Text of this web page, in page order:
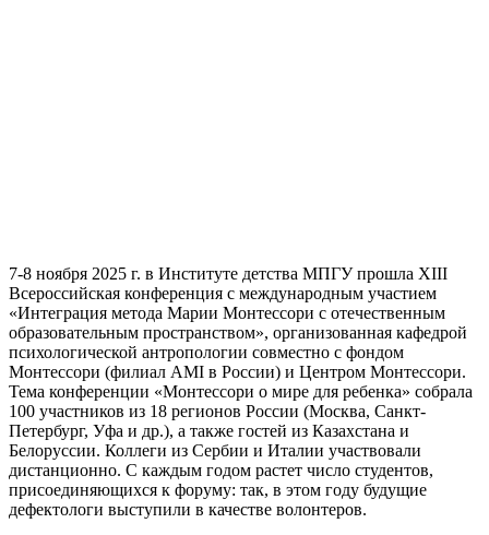
7-8 ноября 2025 г. в Институте детства МПГУ прошла XIII
Всероссийская конференция с международным участием
«Интеграция метода Марии Монтессори с отечественным
образовательным пространством», организованная кафедрой
психологической антропологии совместно с фондом
Монтессори (филиал AMI в России) и Центром Монтессори.
Тема конференции «Монтессори о мире для ребенка» собрала
100 участников из 18 регионов России (Москва, Санкт-
Петербург, Уфа и др.), а также гостей из Казахстана и
Белоруссии. Коллеги из Сербии и Италии участвовали
дистанционно. С каждым годом растет число студентов,
присоединяющихся к форуму: так, в этом году будущие
дефектологи выступили в качестве волонтеров.